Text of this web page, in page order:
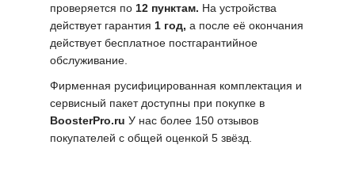
проверяется по 12 пунктам. На устройства
действует гарантия 1 год, а после её окончания
действует бесплатное постгарантийное
обслуживание.
Фирменная русифицированная комплектация и
сервисный пакет доступны при покупке в
BoosterPro.ru У нас более 150 отзывов
покупателей с общей оценкой 5 звёзд.